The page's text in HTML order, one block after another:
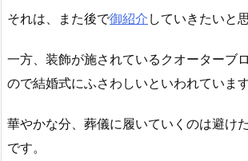
それは、また後で御紹介 していきたいと
一方、装飾が施されているクオーターブ
ので結婚式にふさわしいといわれています
華やかな分、葬儀に履いていくのは避け
です。